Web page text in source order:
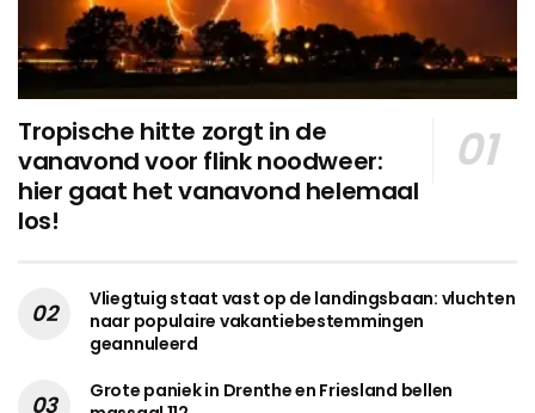
Tropische hitte zorgt in de
vanavond voor flink noodweer:
hier gaat het vanavond helemaal
los!
Vliegtuig staat vast op de landingsbaan: vluchten
naar populaire vakantiebestemmingen
geannuleerd
Grote paniek in Drenthe en Friesland bellen